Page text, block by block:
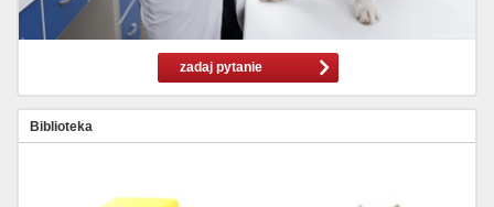
zadaj pytanie
Biblioteka